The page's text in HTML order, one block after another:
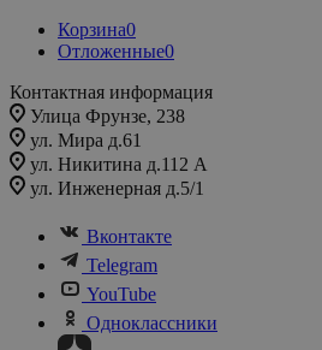
Корзина0
Отложенные0
Контактная информация
Улица Фрунзе, 238​
ул. Мира д.61
ул. Никитина д.112 А
ул. Инженерная д.5/1
Вконтакте
Telegram
YouTube
Одноклассники